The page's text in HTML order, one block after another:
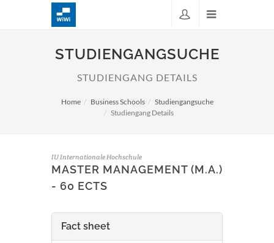
STUDIENGANGSUCHE
STUDIENGANG DETAILS
Home Business Schools
Studiengangsuche
Studiengang Details
IU Internationale Hochschule
MASTER MANAGEMENT (M.A.)
- 60 ECTS
Fact sheet